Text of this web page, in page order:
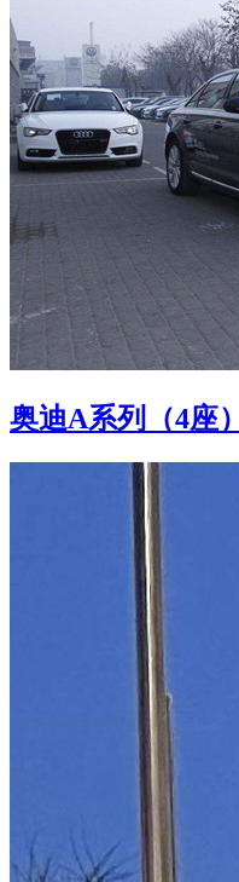
奥迪A系列（4座）